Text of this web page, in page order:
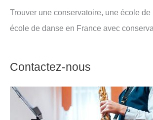
Trouver une conservatoire, une école
école de danse en France avec
Contactez-nous